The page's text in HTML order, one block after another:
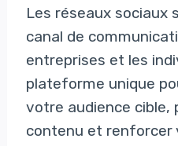
Les réseaux sociaux
canal de
entreprises et les
plateforme unique
votre audience cible,
contenu et renforcer